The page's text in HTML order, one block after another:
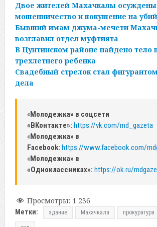
Двое жителей Махачкалы осуждены
мошенничество и покушение на
Бывший имам джума-мечети
возглавил отдел муфтията
В Цунтинском районе найдено тело
трехлетнего ребенка
Свадебный стрелок стал
дела
«Молодежка» в соцсети
«ВКонтакте»: https://vk.com/md_gazeta
«Молодежка» в
Facebook: https://www.facebook.com/
«Молодежка» в
«Одноклассниках»: https://ok.ru/
Просмотры: 1 236
Метки: здание Махачкала прокуратура